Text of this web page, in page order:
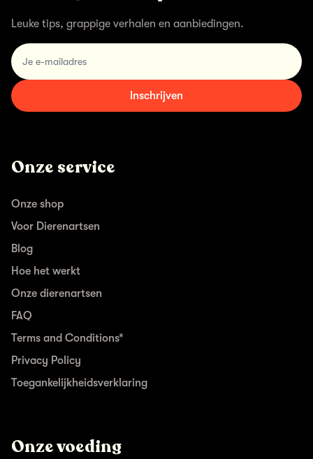
Leuke tips, grappige verhalen en aanbiedingen.
email
Inschrijven
Onze service
Onze shop
Voor Dierenartsen
Blog
Hoe het werkt
Onze dierenartsen
FAQ
Terms and Conditions*
Privacy Policy
Toegankelijkheidsverklaring
Onze voeding